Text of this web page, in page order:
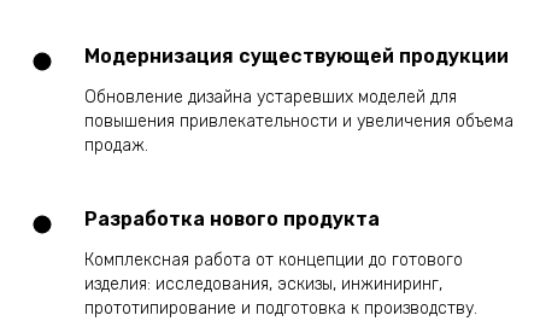
Модернизация существующей продукции
Обновление дизайна устаревших моделей для
повышения привлекательности и увеличения объема
продаж.
Разработка нового продукта
Комплексная работа от концепции до готового
изделия: исследования, эскизы, инжиниринг,
прототипирование и подготовка к производству.